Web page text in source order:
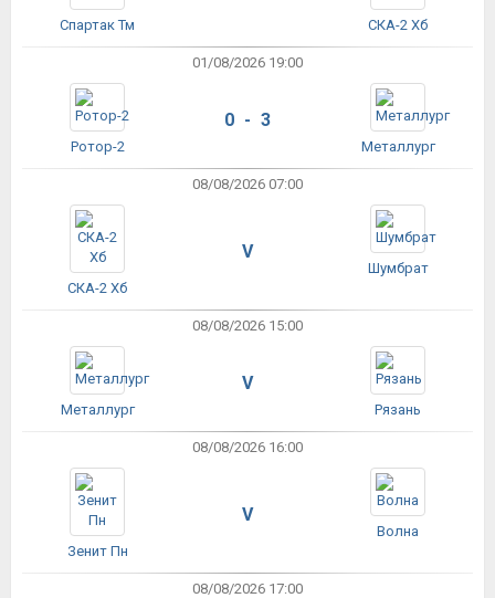
Спартак Тм СКА-2 Хб
01/08/2026 19:00
Ротор-2
0 - 3
Металлург
08/08/2026 07:00
СКА-2 Хб
V
Шумбрат
08/08/2026 15:00
Металлург
V
Рязань
08/08/2026 16:00
Зенит Пн
V
Волна
08/08/2026 17:00